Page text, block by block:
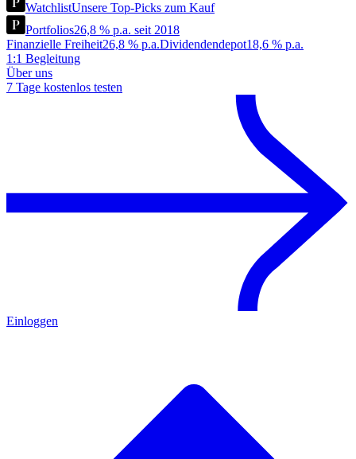
WatchlistUnsere Top-Picks zum Kauf
Portfolios26,8 % p.a. seit 2018
Finanzielle Freiheit26,8 % p.a.Dividendendepot18,6 % p.a.
1:1 Begleitung
Über uns
7 Tage kostenlos testen
Einloggen